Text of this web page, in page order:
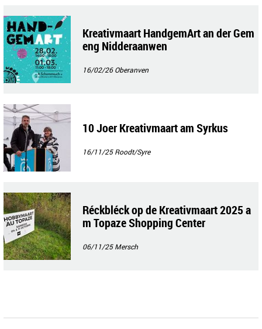
Kreativmaart HandgemArt an der Gem
eng Nidderaanwen
16/02/26Oberanven
10 Joer Kreativmaart am Syrkus
16/11/25Roodt/Syre
Réckbléck op de Kreativmaart 2025 a
m Topaze Shopping Center
06/11/25Mersch